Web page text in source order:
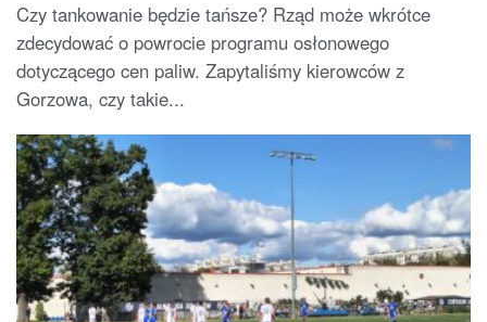
Czy tankowanie będzie tańsze? Rząd może wkrótce
zdecydować o powrocie programu osłonowego
dotyczącego cen paliw. Zapytaliśmy kierowców z
Gorzowa, czy takie...